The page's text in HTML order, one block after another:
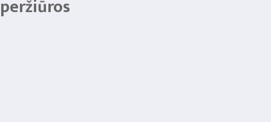
peržiūros